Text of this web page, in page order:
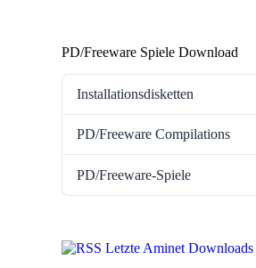
PD/Freeware Spiele Download
Installationsdisketten
PD/Freeware Compilations
PD/Freeware-Spiele
Letzte Aminet Downloads